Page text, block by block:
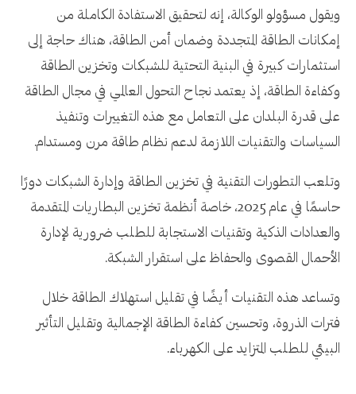
ويقول مسؤولو الوكالة، إنه لتحقيق الاستفادة الكاملة من
إمكانات الطاقة المتجددة وضمان أمن الطاقة، هناك حاجة إلى
استثمارات كبيرة في البنية التحتية للشبكات وتخزين الطاقة
وكفاءة الطاقة، إذ يعتمد نجاح التحول العالمي في مجال الطاقة
على قدرة البلدان على التعامل مع هذه التغييرات وتنفيذ
السياسات والتقنيات اللازمة لدعم نظام طاقة مرن ومستدام.
وتلعب التطورات التقنية في تخزين الطاقة وإدارة الشبكات دورًا
حاسمًا في عام 2025، خاصة أنظمة تخزين البطاريات المتقدمة
والعدادات الذكية وتقنيات الاستجابة للطلب ضرورية لإدارة
الأحمال القصوى والحفاظ على استقرار الشبكة.
وتساعد هذه التقنيات أيضًا في تقليل استهلاك الطاقة خلال
فترات الذروة، وتحسين كفاءة الطاقة الإجمالية وتقليل التأثير
البيئي للطلب المتزايد على الكهرباء.